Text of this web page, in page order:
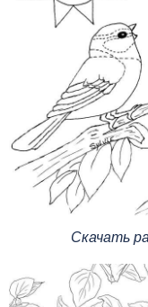
Скачать